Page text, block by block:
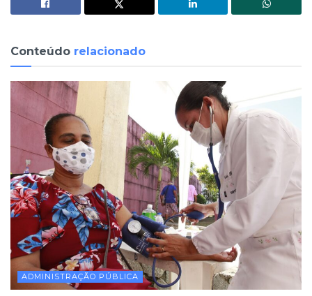
Conteúdo relacionado
ADMINISTRAÇÃO PÚBLICA